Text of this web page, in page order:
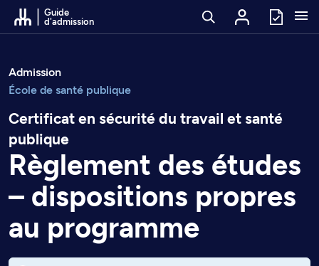
Passer au contenu
Guide
d'admission
Admission
École de santé publique
Certificat en sécurité du travail et santé
publique
Règlement des études
– dispositions propres
au programme